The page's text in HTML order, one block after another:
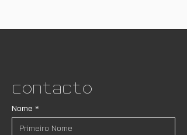
Contacto
Nome *